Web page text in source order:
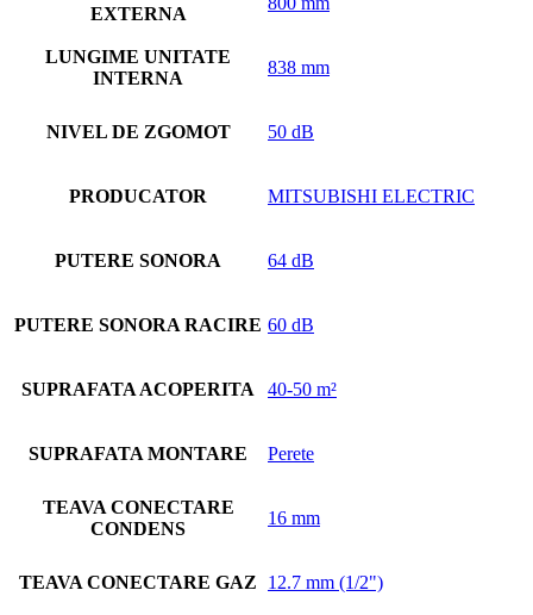
EXTERNA
LUNGIME UNITATE
INTERNA
838 mm
NIVEL DE ZGOMOT 50 dB
PRODUCATOR MITSUBISHI ELECTRIC
PUTERE SONORA 64 dB
PUTERE SONORA RACIRE 60 dB
SUPRAFATA ACOPERITA 40-50 m²
SUPRAFATA MONTARE Perete
TEAVA CONECTARE
CONDENS
16 mm
TEAVA CONECTARE GAZ 12.7 mm (1/2")